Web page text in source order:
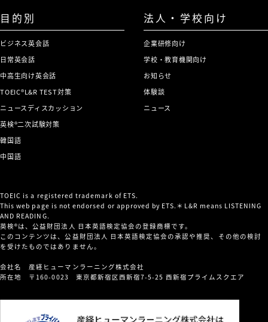
目的別
ビジネス英会話
日常英会話
中高生向け英会話
TOEIC®L&R TEST対策
ニュースディスカッション
英検®二次試験対策
韓国語
中国語
法人・学校向け
企業研修向け
学校・教育機関向け
お知らせ
体験談
ニュース
TOEIC is a registered trademark of ETS.
This web page is not endorsed or approved by ETS.＊L&R means LISTENING
AND READING.
英検®は、公益財団法人 日本英語検定協会の登録商標です。
このコンテンツは、公益財団法人 日本英語検定協会の承認や推奨、その他の検討
を受けたものではありません。
会社名 産経ヒューマンラーニング株式会社
所在地 〒160-0023 東京都新宿区西新宿7-5-25 西新宿プライムスクエア